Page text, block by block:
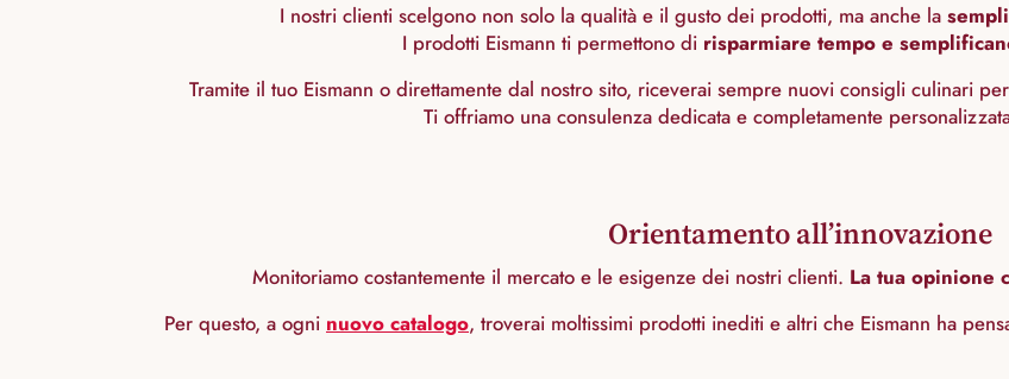
I nostri clienti scelgono non solo la qualità e il gusto dei prodotti, ma anche la
I prodotti Eismann ti permettono di risparmiare tempo e
Tramite il tuo Eismann o direttamente dal nostro sito, riceverai sempre nuovi consigli culinari
Ti offriamo una consulenza dedicata e completamente
Orientamento all’innovazione
Monitoriamo costantemente il mercato e le esigenze dei nostri clienti. La tua opinione
Per questo, a ogni nuovo catalogo, troverai moltissimi prodotti inediti e altri che Eismann ha